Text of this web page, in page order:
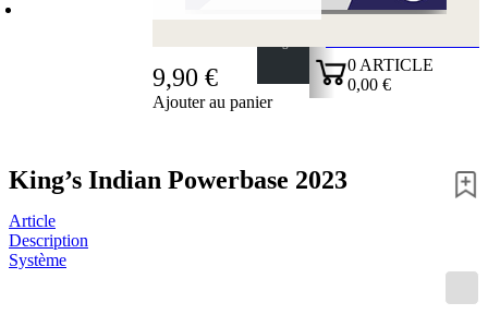
0 ARTICLE
0,00 €
9,90 €
Ajouter au panier
King’s Indian Powerbase 2023
Article
Description
Système